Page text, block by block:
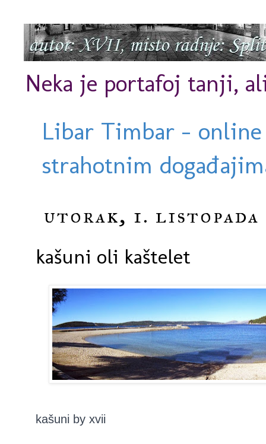
Neka je portafoj tanji,
Libar Timbar -
strahotnim
utorak, 1. listopada
kašuni oli kaštelet
kašuni by xvii